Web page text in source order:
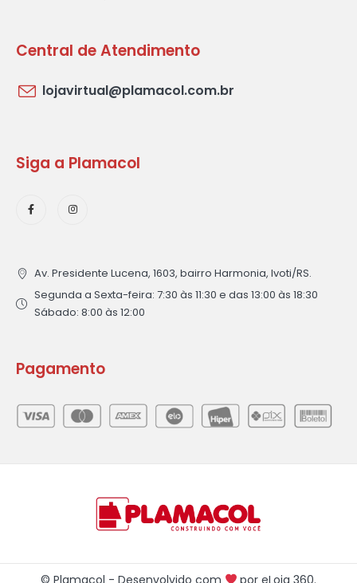
Central de Atendimento
lojavirtual@plamacol.com.br
Siga a Plamacol
Av. Presidente Lucena, 1603, bairro Harmonia, Ivoti/RS.
Segunda a Sexta-feira: 7:30 às 11:30 e das 13:00 às 18:30
Sábado: 8:00 às 12:00
Pagamento
© Plamacol - Desenvolvido com poreLoja 360.